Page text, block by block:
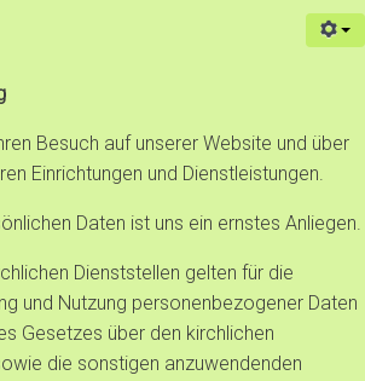
Besuch auf unserer Website und über
Einrichtungen und Dienstleistungen.
Daten ist uns ein ernstes Anliegen.
Dienststellen gelten für die
und Nutzung personenbezogener Daten
Gesetzes über den kirchlichen
die sonstigen anzuwendenden